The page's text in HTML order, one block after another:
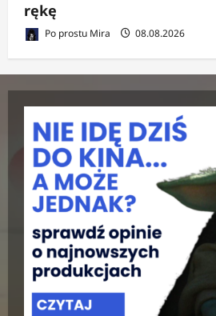
rękę
Po prostu Mira 08.08.2026